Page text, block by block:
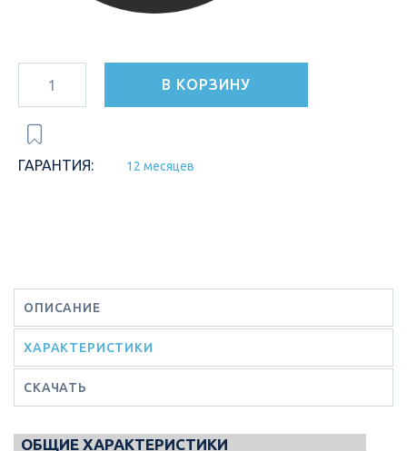
В КОРЗИНУ
ГАРАНТИЯ: 12 месяцев
ОПИСАНИЕ
ХАРАКТЕРИСТИКИ
СКАЧАТЬ
ОБЩИЕ ХАРАКТЕРИСТИКИ